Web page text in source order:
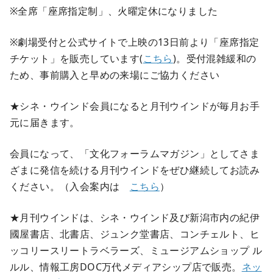
※全席「座席指定制」、火曜定休になりました
※劇場受付と公式サイトで上映の13日前より「座席指定
チケット」を販売しています(こちら)。受付混雑緩和の
ため、事前購入と早めの来場にご協力ください
★シネ・ウインド会員になると月刊ウインドが毎月お手
元に届きます。
会員になって、「文化フォーラムマガジン」としてさま
ざまに発信を続ける月刊ウインドをぜひ継続してお読み
ください。（入会案内は こちら）
★月刊ウインドは、シネ・ウインド及び新潟市内の紀伊
國屋書店、北書店、ジュンク堂書店、コンチェルト、ヒ
ッコリースリートラベラーズ、ミュージアムショップ ル
ルル、情報工房DOC万代メディアシップ店で販売。 ネッ